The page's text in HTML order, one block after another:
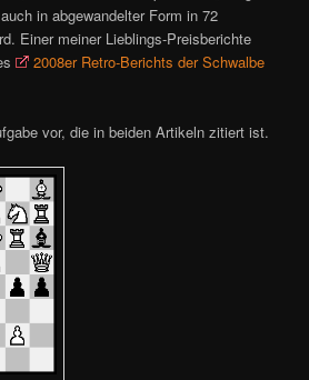
in abgewandelter Form in 72
Einer meiner Lieblings-Preisberichte
2008er Retro-Berichts der Schwalbe
vor, die in beiden Artikeln zitiert ist.